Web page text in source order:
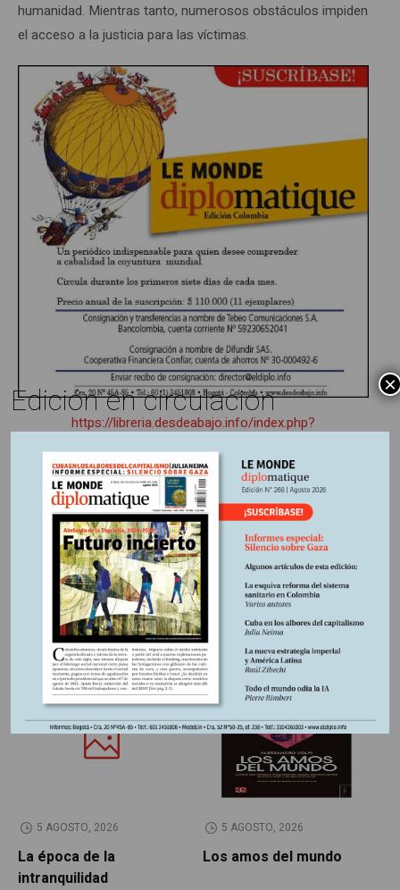
humanidad. Mientras tanto, numerosos obstáculos impiden
el acceso a la justicia para las víctimas.
https://libreria.desdeabajo.info/index.php?
route=product/product&product_id=180&search=suscri
Información adicional
Otros Artículos
5 AGOSTO, 2026
La época de la
intranquilidad
5 AGOSTO, 2026
Los amos del mundo
Edición en circulación ×